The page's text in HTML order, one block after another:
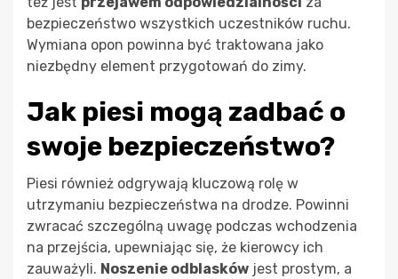
bezpieczeństwo wszystkich uczestników ruchu.
Wymiana opon powinna być traktowana jako
niezbędny element przygotowań do zimy.
Jak piesi mogą zadbać o
swoje bezpieczeństwo?
Piesi również odgrywają kluczową rolę w
utrzymaniu bezpieczeństwa na drodze. Powinni
zwracać szczególną uwagę podczas wchodzenia
na przejścia, upewniając się, że kierowcy ich
zauważyli. Noszenie odblasków jest prostym, a